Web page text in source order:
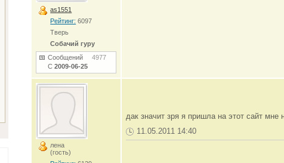
as1551
Рейтинг: 6097
Тверь
Собачий гуру
Сообщений4977
С2009-06-25
лена
(гость)
дак значит зря я пришла на этот сайт
11.05.2011 14:40